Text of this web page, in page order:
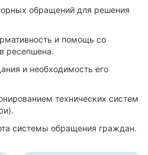
обращений для решения
и помощь со
ресепшена.
и необходимость его
технических систем
системы обращения граждан.